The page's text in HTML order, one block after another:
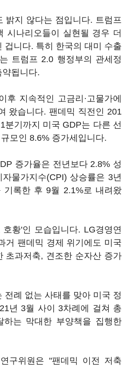
밝지 않다는 점입니다. 트럼프
시나리오들이 실현될 경우 더
겁니다. 특히 한국의 대미 수출
트럼프 2.0 행정부의 관세정
됩니다.
후 지속적인 고금리·고물가에
왔습니다. 팬데믹 직전인 201
분기까지 미국 GDP는 다른 선
모인 8.6% 증가세입니다.
증가율은 전년보다 2.8% 성
물가지수(CPI) 상승률은 3년
기록한 후 9월 2.1%로 내려왔
황'인 모습입니다. LG경영연
거 팬데믹 경제 위기에도 미국
초과저축, 견조한 순자산 증가
전례 없는 사태를 맞아 미국 정
년 3월 사이 3차례에 걸쳐 총
하는 막대한 부양책을 집행한
구위원은 "팬데믹 이전 저축